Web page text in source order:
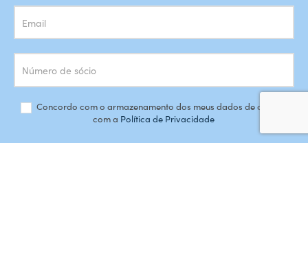
Concordo com o armazenamento dos meus dados de acordo
com a Política de Privacidade